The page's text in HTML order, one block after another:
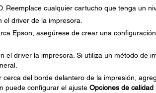
Reemplace cualquier cartucho que tenga un
driver de la impresora.
Epson, asegúrese de crear una
el driver la impresora. Si utiliza un método de
del borde delantero de la impresión,
puede configurar el ajuste Opciones de calidad